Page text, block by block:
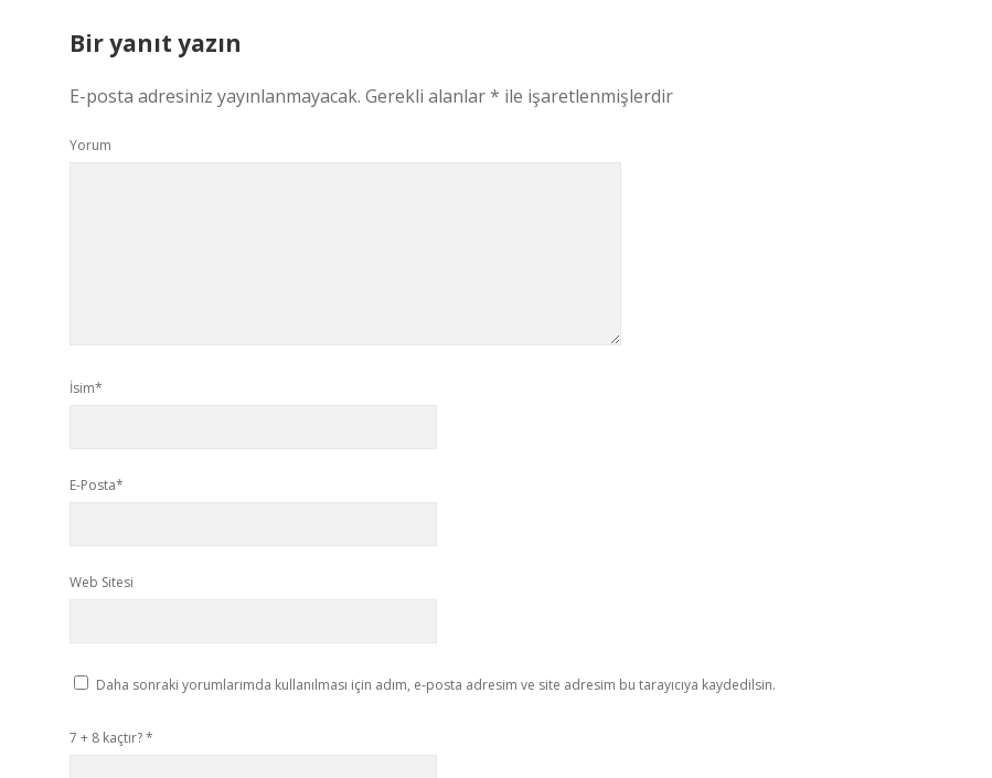
Bir yanıt yazın
E-posta adresiniz yayınlanmayacak. Gerekli alanlar* ile işaretlenmişlerdir
Yorum
İsim*
E-Posta*
Web Sitesi
Daha sonraki yorumlarımda kullanılması için adım, e-posta adresim ve site adresim bu tarayıcıya kaydedilsin.
7 + 8 kaçtır?*